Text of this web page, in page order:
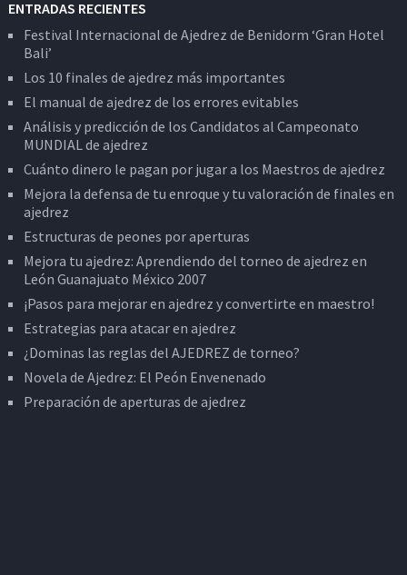
ENTRADAS RECIENTES
Festival Internacional de Ajedrez de Benidorm ‘Gran Hotel
Bali’
Los 10 finales de ajedrez más importantes
El manual de ajedrez de los errores evitables
Análisis y predicción de los Candidatos al Campeonato
MUNDIAL de ajedrez
Cuánto dinero le pagan por jugar a los Maestros de ajedrez
Mejora la defensa de tu enroque y tu valoración de finales en
ajedrez
Estructuras de peones por aperturas
Mejora tu ajedrez: Aprendiendo del torneo de ajedrez en
León Guanajuato México 2007
¡Pasos para mejorar en ajedrez y convertirte en maestro!
Estrategias para atacar en ajedrez
¿Dominas las reglas del AJEDREZ de torneo?
Novela de Ajedrez: El Peón Envenenado
Preparación de aperturas de ajedrez